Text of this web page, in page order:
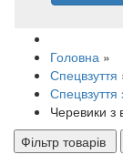
Головна »
Спецвзуття
Спецвзуття
Черевики з
Фільтр товарів